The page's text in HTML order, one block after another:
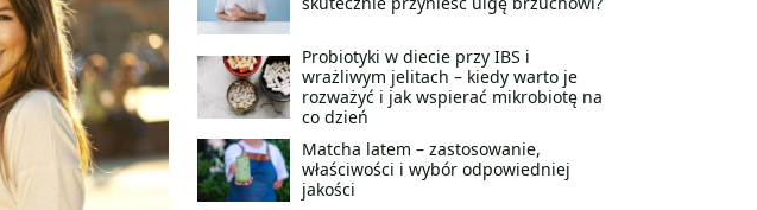
Probiotyki w diecie przy IBS i
wrażliwym jelitach – kiedy warto je
rozważyć i jak wspierać mikrobiotę na
co dzień
Matcha latem – zastosowanie,
właściwości i wybór odpowiedniej
jakości